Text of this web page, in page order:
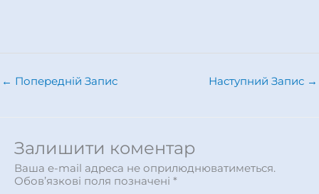
← Попередній Запис Наступний Запис →
Залишити коментар
Ваша e-mail адреса не оприлюднюватиметься.
Обов’язкові поля позначені *